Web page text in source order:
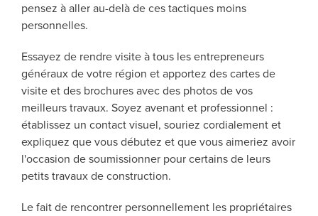
pensez à aller au-delà de ces tactiques moins
personnelles.
Essayez de rendre visite à tous les entrepreneurs
généraux de votre région et apportez des cartes de
visite et des brochures avec des photos de vos
meilleurs travaux. Soyez avenant et professionnel :
établissez un contact visuel, souriez cordialement et
expliquez que vous débutez et que vous aimeriez avoir
l'occasion de soumissionner pour certains de leurs
petits travaux de construction.
Le fait de rencontrer personnellement les propriétaires